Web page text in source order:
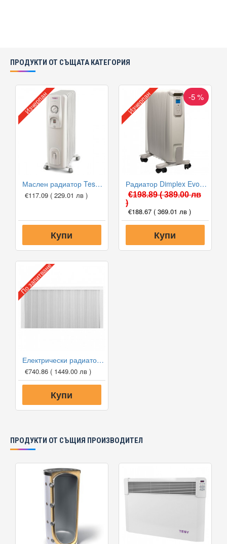
ПРОДУКТИ ОТ СЪЩАТА КАТЕГОРИЯ
Изчерпан
Маслен радиатор Tesy CC 2510 E05 R
€117.09 ( 229.01 лв )
Купи
-5 %
Изчерпан
Радиатор Dimplex EvoRad 2000W
€198.89( 389.00 лв
)
€188.67 ( 369.01 лв )
Купи
По запитване
Електрически радиатор Tedan TT-KS 2500W
€740.86 ( 1449.00 лв )
Купи
ПРОДУКТИ ОТ СЪЩИЯ ПРОИЗВОДИТЕЛ